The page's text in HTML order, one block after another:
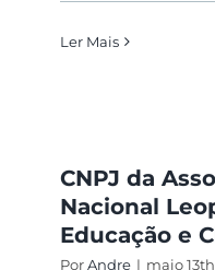
Ler Mais
CNPJ da
Nacional
Educação e
PorAndre | maio